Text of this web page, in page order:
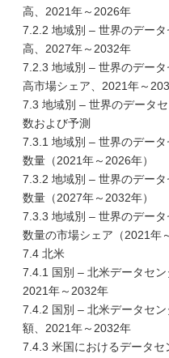
高、2021年～2026年
7.2.2 地域別 – 世界のデー
高、2027年～2032年
7.2.3 地域別 – 世界のデー
高市場シェア、2021年～
7.3 地域別 – 世界のデータ
数および予測
7.3.1 地域別 – 世界のデー
数量（2021年～2026年）
7.3.2 地域別 – 世界のデー
数量（2027年～2032年）
7.3.3 地域別 – 世界のデー
数量の市場シェア（2021年
7.4 北米
7.4.1 国別 – 北米データセン
2021年～2032年
7.4.2 国別 – 北米データセ
額、2021年～2032年
7.4.3 米国におけるデータ